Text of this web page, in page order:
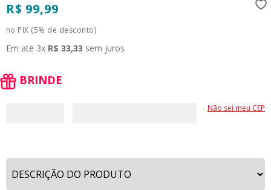
R$ 99,99
no PIX (5% de desconto)
Em até 3x R$ 33,33 sem juros
BRINDE
Não sei meu CEP